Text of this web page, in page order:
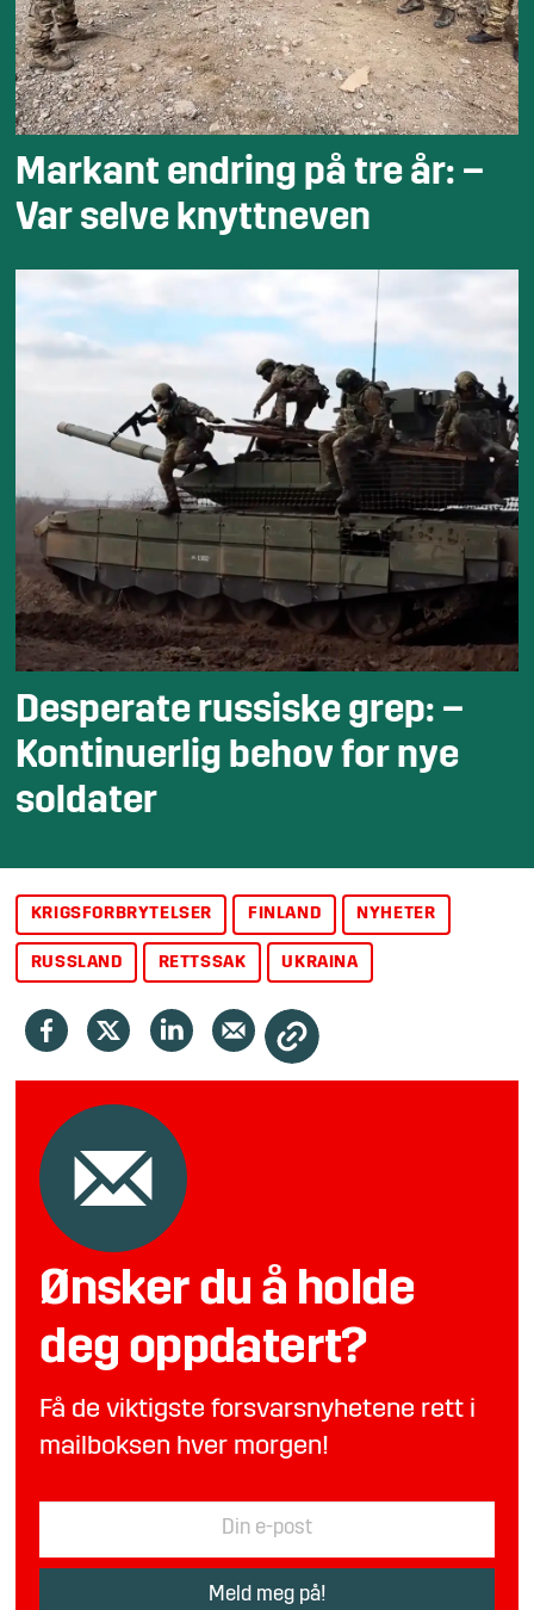
Markant endring på tre år: –
Var selve knyttneven
Desperate russiske grep: –
Kontinuerlig behov for nye
soldater
KRIGSFORBRYTELSER FINLAND NYHETER
RUSSLAND RETTSSAK UKRAINA
Ønsker du å holde
deg oppdatert?
Få de viktigste forsvarsnyhetene rett i
mailboksen hver morgen!